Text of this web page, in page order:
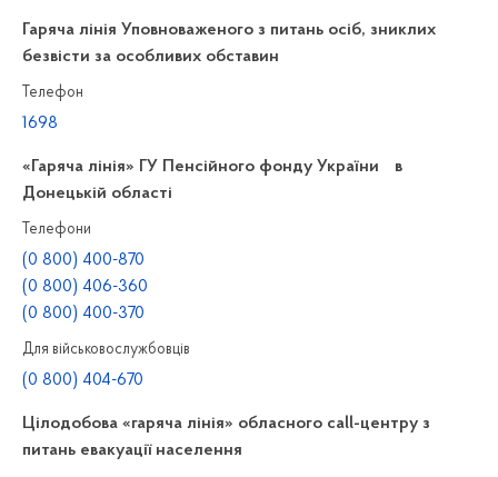
Гаряча лінія Уповноваженого з питань осіб, зниклих
безвісти за особливих обставин
Телефон
1698
«Гаряча лінія» ГУ Пенсійного фонду України в
Донецькій області
Телефони
(0 800) 400-870
(0 800) 406-360
(0 800) 400-370
Для військовослужбовців
(0 800) 404-670
Цілодобова «гаряча лінія» обласного call-центру з
питань евакуації населення